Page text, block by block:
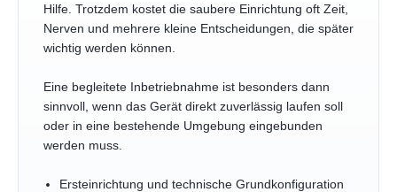
Hilfe. Trotzdem kostet die saubere Einrichtung oft Zeit,
Nerven und mehrere kleine Entscheidungen, die später
wichtig werden können.
Eine begleitete Inbetriebnahme ist besonders dann
sinnvoll, wenn das Gerät direkt zuverlässig laufen soll
oder in eine bestehende Umgebung eingebunden
werden muss.
Ersteinrichtung und technische Grundkonfiguration